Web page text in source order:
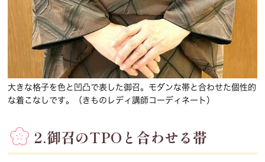
大きな格子を色と凹凸で表した御召。モダンな帯と合わせた個性的
な着こなしです。（きものレディ講師コーディネート）
2.御召のTPOと合わせる帯